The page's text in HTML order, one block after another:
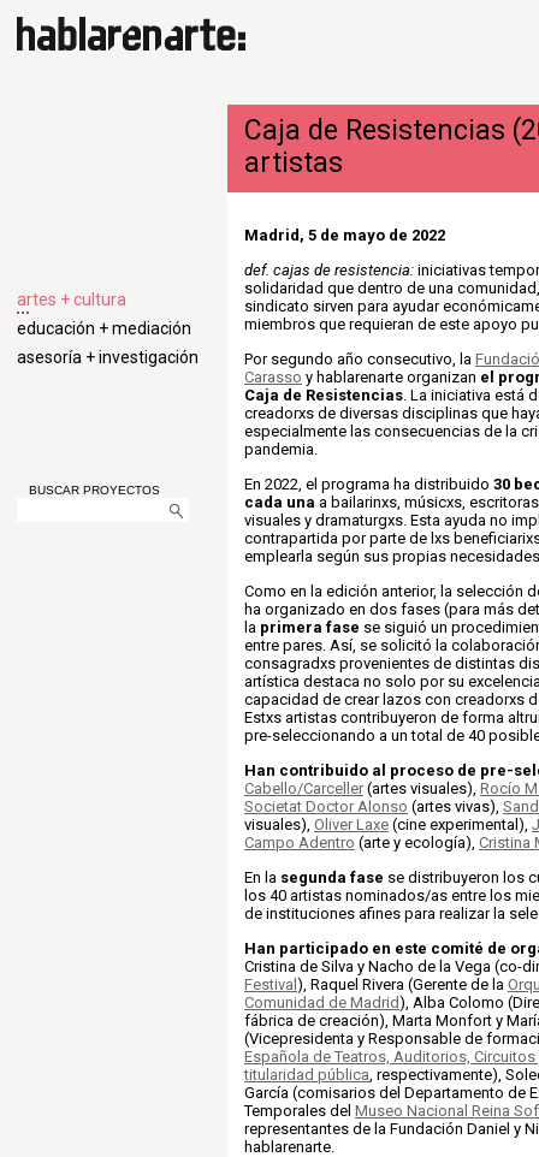
artes + cultura
educación + mediación
asesoría + investigación
BUSCAR PROYECTOS
Caja de Resistencias
artistas
Madrid, 5 de mayo de 2022
def. cajas de resistencia: iniciativas
solidaridad que dentro de una
sindicato sirven para ayudar
miembros que requieran de este apoyo
Por segundo año consecutivo, la
Carasso y hablarenarte organizan el
Caja de Resistencias. La iniciativa está
creadorxs de diversas disciplinas que
especialmente las consecuencias de la
pandemia.
En 2022, el programa ha distribuido 30
cada una a bailarinxs, músicxs,
visuales y dramaturgxs. Esta ayuda no
contrapartida por parte de lxs
emplearla según sus propias
Como en la edición anterior, la selección
ha organizado en dos fases (para más
la primera fase se siguió un
entre pares. Así, se solicitó la
consagradxs provenientes de distintas
artística destaca no solo por su
capacidad de crear lazos con creadorxs
Estxs artistas contribuyeron de forma
pre-seleccionando a un total de 40
Han contribuido al proceso de pre-
Cabello/Carceller(artes visuales), Rocío
Societat Doctor Alonso (artes vivas),
visuales), Oliver Laxe (cine experimental),
Campo Adentro (arte y ecología), Cristina
En la segunda fase se distribuyeron los
los 40 artistas nominados/as entre los
de instituciones afines para realizar la
Han participado en este comité de
Cristina de Silva y Nacho de la Vega (co-
Festival ), Raquel Rivera (Gerente de la
Comunidad de Madrid), Alba Colomo
fábrica de creación), Marta Monfort y
(Vicepresidenta y Responsable de
Española de Teatros, Auditorios, Circuitos
titularidad pública, respectivamente),
García (comisarios del Departamento de
Temporales del Museo Nacional Reina
representantes de la Fundación Daniel y
hablarenarte.